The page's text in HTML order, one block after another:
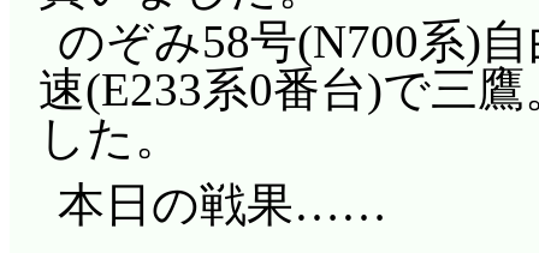
のぞみ58号(N700系)
速(E233系0番台)で三
した。
本日の戦果……